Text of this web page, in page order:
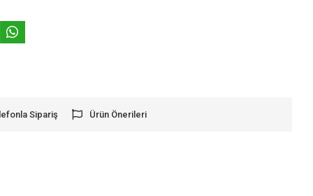
Sipariş Ürün Önerileri